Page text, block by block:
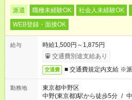
派遣 職種未経験OK 社会人未経験OK
WEB登録・面接OK
給与
時給1,500円～1,875円
交通費別途支給あり
交通費 ■ 交通費規定内支給 ※
勤務地
東京都中野区
中野(東京都)駅から徒歩5分 /